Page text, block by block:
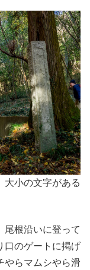
大小の文字がある
尾根沿いに登って
口のゲートに掲げ
やらマムシやら滑